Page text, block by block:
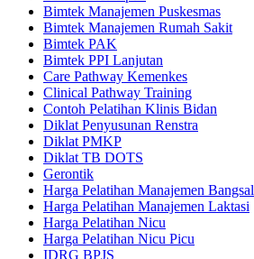
Bimtek Manajemen Puskesmas
Bimtek Manajemen Rumah Sakit
Bimtek PAK
Bimtek PPI Lanjutan
Care Pathway Kemenkes
Clinical Pathway Training
Contoh Pelatihan Klinis Bidan
Diklat Penyusunan Renstra
Diklat PMKP
Diklat TB DOTS
Gerontik
Harga Pelatihan Manajemen Bangsal
Harga Pelatihan Manajemen Laktasi
Harga Pelatihan Nicu
Harga Pelatihan Nicu Picu
IDRG BPJS